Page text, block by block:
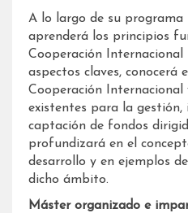
A lo largo de su
aprenderá los principios
Cooperación
aspectos claves, conocerá
Cooperación Internacional
existentes para la gestión,
captación de fondos
profundizará en el
desarrollo y en ejemplos
dicho ámbito.
Máster organizado e